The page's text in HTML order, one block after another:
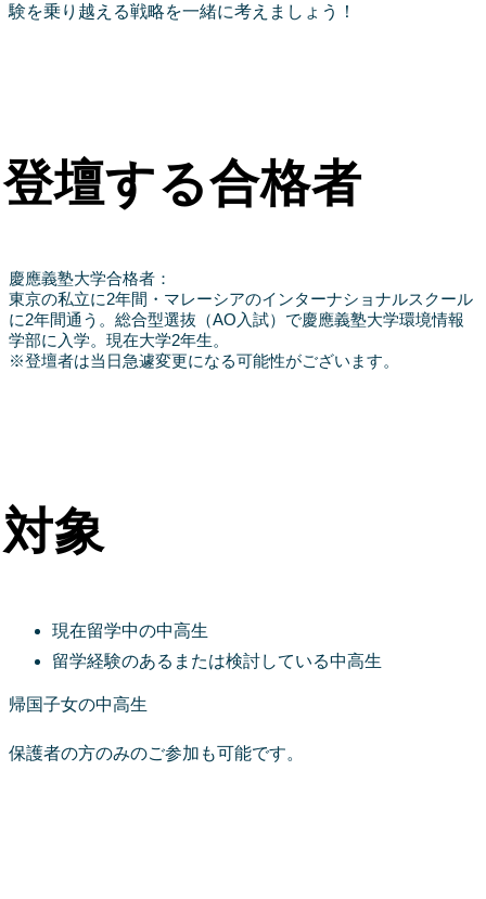
験を乗り越える戦略を一緒に考えましょう！
登壇する合格者
慶應義塾大学合格者：
東京の私立に2年間・マレーシアのインターナショナルスクール
に2年間通う。総合型選抜（AO入試）で慶應義塾大学環境情報
学部に入学。現在大学2年生。
※登壇者は当日急遽変更になる可能性がございます。
対象
現在留学中の中高生
留学経験のあるまたは検討している中高生
帰国子女の中高生
保護者の方のみのご参加も可能です。